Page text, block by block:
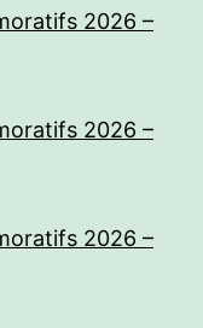
2026 –
2026 –
2026 –